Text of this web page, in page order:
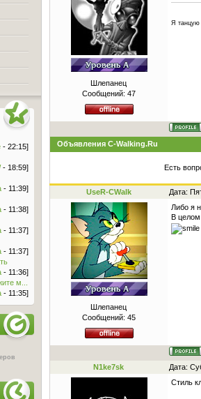
Шлепанец
Сообщений: 47
Я танцую
Объявления C-Walking.Ru
Есть
UseR-CWalk Дата:
Шлепанец
Сообщений: 45
Либо я
В
N1ke7sk Дата:
Стиль
- 22:15]
- 18:59]
- 11:39]
- 11:38]
- 11:37]
- 11:37]
- 11:36]
м...
- 11:35]